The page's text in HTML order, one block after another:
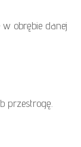
obrębie danej
przestrogę.